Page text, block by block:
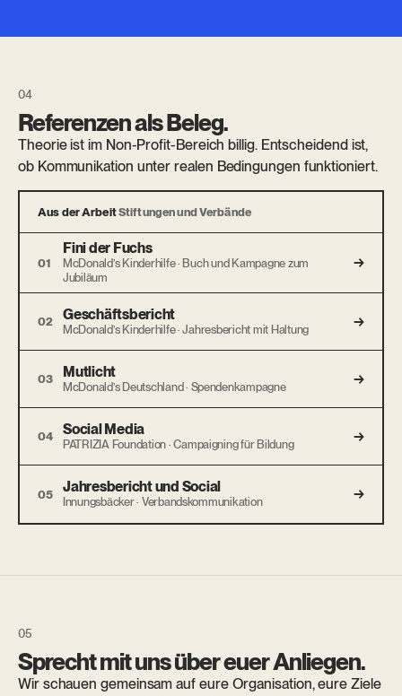
Referenzen als Beleg.
Theorie ist im Non-Profit-Bereich billig. Entscheidend ist,
ob Kommunikation unter realen Bedingungen funktioniert.
Aus der ArbeitStiftungen und Verbände
01
Fini der Fuchs
McDonald’s Kinderhilfe · Buch und Kampagne zum
Jubiläum
→
02 Geschäftsbericht
McDonald’s Kinderhilfe · Jahresbericht mit Haltung →
03 Mutlicht
McDonald’s Deutschland · Spendenkampagne →
04 Social Media
PATRIZIA Foundation · Campaigning für Bildung →
05 Jahresbericht und Social
Innungsbäcker · Verbandskommunikation →
Sprecht mit uns über euer Anliegen.
Wir schauen gemeinsam auf eure Organisation, eure Ziele